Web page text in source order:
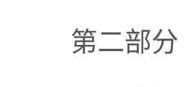
第二部分